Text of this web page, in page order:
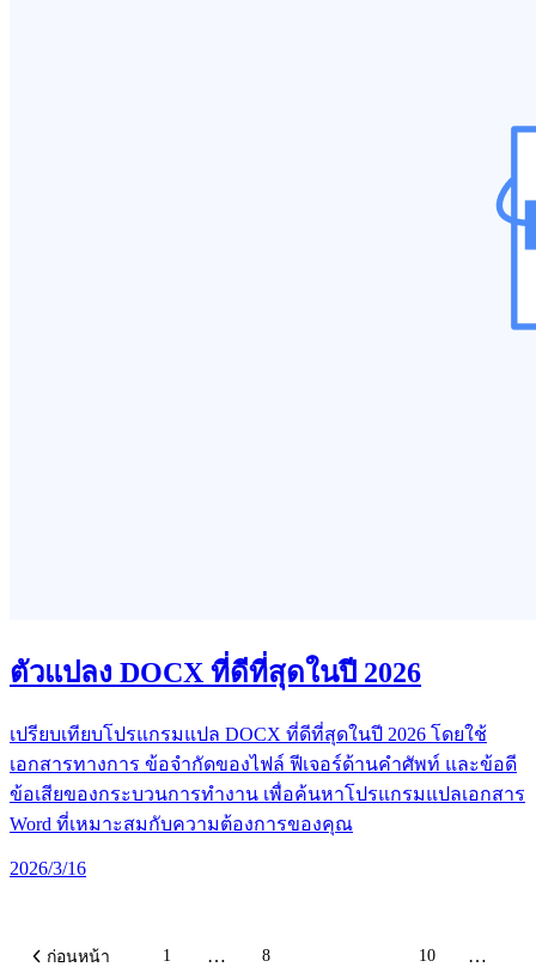
ตัวแปลง DOCX ที่ดีที่สุดในปี 2026
เปรียบเทียบโปรแกรมแปล DOCX ที่ดีที่สุดในปี 2026 โดยใช้
เอกสารทางการ ข้อจำกัดของไฟล์ ฟีเจอร์ด้านคำศัพท์ และข้อดี
ข้อเสียของกระบวนการทำงาน เพื่อค้นหาโปรแกรมแปลเอกสาร
Word ที่เหมาะสมกับความต้องการของคุณ
2026/3/16
ก่อนหน้า 1 … 8 10 …